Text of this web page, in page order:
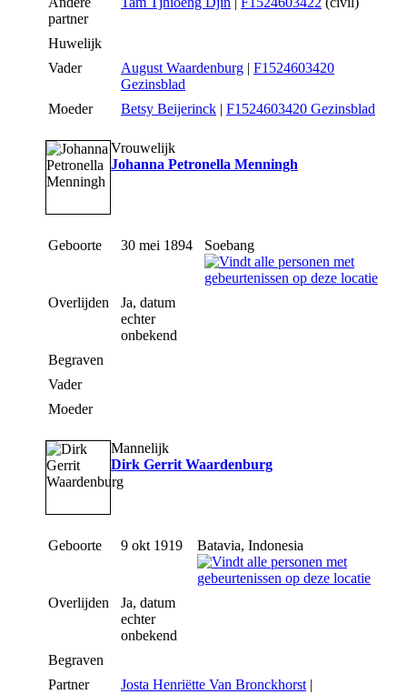
partner
Huwelijk
Vader
August Waardenburg | F1524603420
Gezinsblad
Moeder
Betsy Beijerinck | F1524603420 Gezinsblad
Vrouwelijk
Johanna Petronella Menningh
Geboorte 30 mei 1894 Soebang
Overlijden
Ja, datum
echter
onbekend
Begraven
Vader
Moeder
Mannelijk
Dirk Gerrit Waardenburg
Geboorte 9 okt 1919 Batavia, Indonesia
Overlijden
Ja, datum
echter
onbekend
Begraven
Partner
Josta Henriëtte Van Bronckhorst |